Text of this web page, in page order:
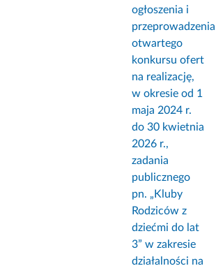
ogłoszenia i
przeprowadzenia
otwartego
konkursu ofert
na realizację,
w okresie od 1
maja 2024 r.
do 30 kwietnia
2026 r.,
zadania
publicznego
pn. „Kluby
Rodziców z
dziećmi do lat
3” w zakresie
działalności na